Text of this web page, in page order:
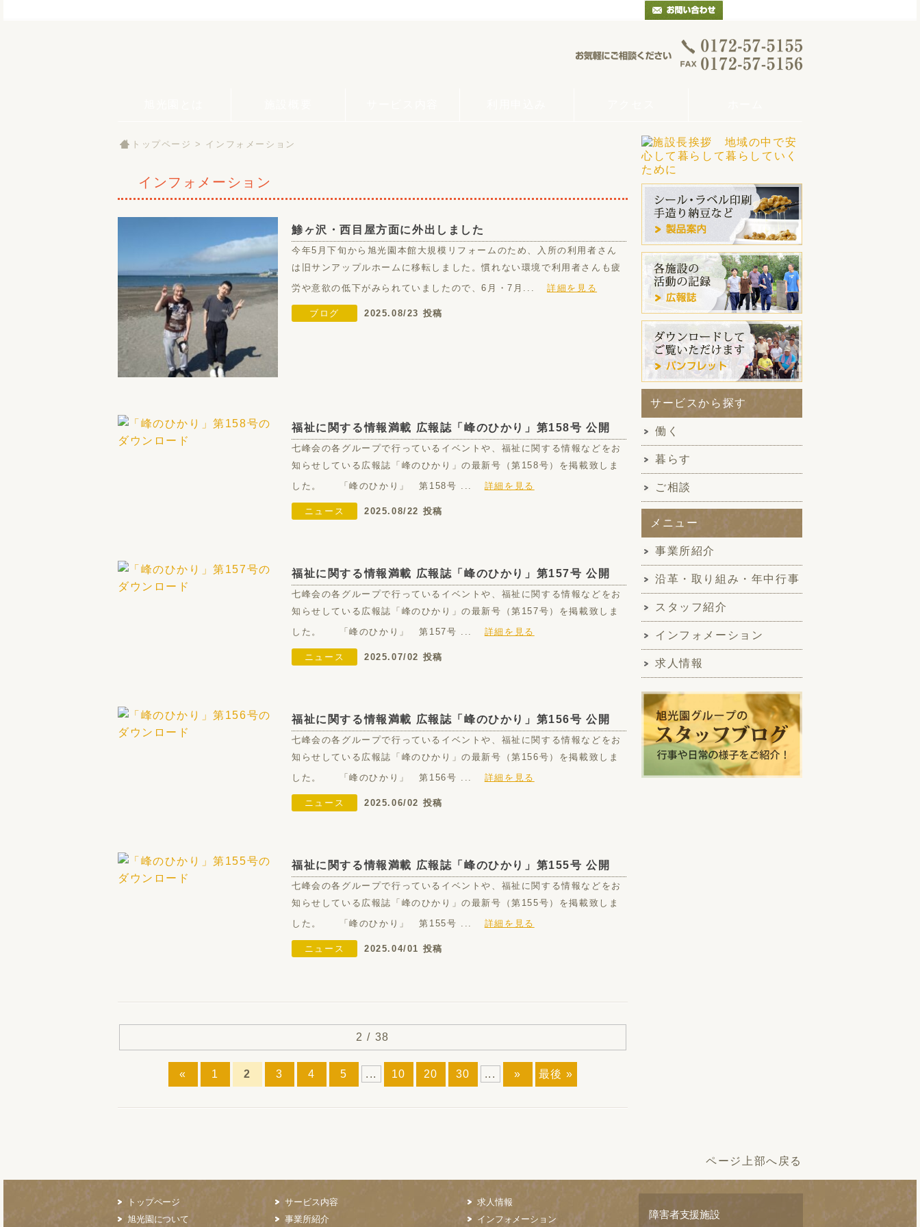
トップページ > インフォメーション
インフォメーション
鯵ヶ沢・西目屋方面に外出しました
今年5月下旬から旭光園本館大規模リフォームのため、入所の利用者さん
は旧サンアップルホームに移転しました。慣れない環境で利用者さんも疲
労や意欲の低下がみられていましたので、6月・7月...
詳細を見る
ブログ 2025.08/23 投稿
福祉に関する情報満載 広報誌「峰のひかり」第158号 公開
七峰会の各グループで行っているイベントや、福祉に関する情報などをお
知らせしている広報誌「峰のひかり」の最新号（第158号）を掲載致しま
した。 「峰のひかり」 第158号 ...
詳細を見る
ニュース 2025.08/22 投稿
福祉に関する情報満載 広報誌「峰のひかり」第157号 公開
七峰会の各グループで行っているイベントや、福祉に関する情報などをお
知らせしている広報誌「峰のひかり」の最新号（第157号）を掲載致しま
した。 「峰のひかり」 第157号 ...
詳細を見る
ニュース 2025.07/02 投稿
福祉に関する情報満載 広報誌「峰のひかり」第156号 公開
七峰会の各グループで行っているイベントや、福祉に関する情報などをお
知らせしている広報誌「峰のひかり」の最新号（第156号）を掲載致しま
した。 「峰のひかり」 第156号 ...
詳細を見る
ニュース 2025.06/02 投稿
福祉に関する情報満載 広報誌「峰のひかり」第155号 公開
七峰会の各グループで行っているイベントや、福祉に関する情報などをお
知らせしている広報誌「峰のひかり」の最新号（第155号）を掲載致しま
した。 「峰のひかり」 第155号 ...
詳細を見る
ニュース 2025.04/01 投稿
2 / 38
« 1 2 3 4 5 ... 10 20 30 ... » 最後 »
サービスから探す
働く
暮らす
ご相談
メニュー
事業所紹介
沿革・取り組み・年中行事
スタッフ紹介
インフォメーション
求人情報
ページ上部へ戻る
トップページ
旭光園について
サービス内容
事業所紹介
求人情報
インフォメーション
障害者支援施設